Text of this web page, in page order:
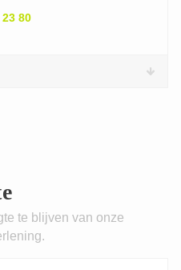
80
te blijven van onze